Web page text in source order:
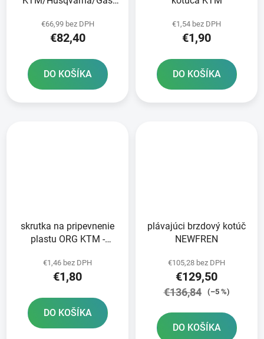
€66,99 bez DPH
€82,40
DO KOŠÍKA
€1,54 bez DPH
€1,90
DO KOŠÍKA
skrutka na pripevnenie
plastu ORG KTM -
€1,46 bez DPH
€1,80
DO KOŠÍKA
plávajúci brzdový kotúč
NEWFREN
€105,28 bez DPH
€129,50
€136,84 (–5 %)
DO KOŠÍKA